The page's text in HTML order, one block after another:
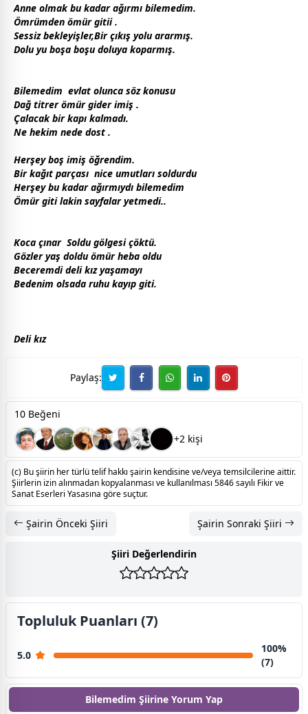
Anne olmak bu kadar ağırmı bilemedim.
Ömrümden ömür gitii .
Sessiz bekleyişler,Bir çıkış yolu ararmış.
Dolu yu boşa boşu doluya koparmış.
Bilemedim evlat olunca söz konusu
Dağ titrer ömür gider imiş .
Çalacak bir kapı kalmadı.
Ne hekim nede dost .
Herşey boş imiş öğrendim.
Bir kağıt parçası nice umutları soldurdu
Herşey bu kadar ağırmıydı bilemedim
Ömür giti lakin sayfalar yetmedi..
Koca çınar Soldu gölgesi çöktü.
Gözler yaş doldu ömür heba oldu
Beceremdi deli kız yaşamayı
Bedenim olsada ruhu kayıp giti.
Deli kız
Paylaş:
10 Beğeni
+2 kişi
(c) Bu şiirin her türlü telif hakkı şairin kendisine ve/veya temsilcilerine aittir.
Şiirlerin izin alınmadan kopyalanması ve kullanılması 5846 sayılı Fikir ve
Sanat Eserleri Yasasına göre suçtur.
Şairin Önceki Şiiri Şairin Sonraki Şiiri
Şiiri Değerlendirin
Topluluk Puanları (7)
5.0
100%
(7)
Bilemedim Şiirine Yorum Yap